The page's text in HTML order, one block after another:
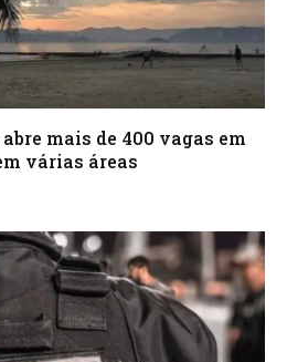
mais de 400 vagas em
várias áreas